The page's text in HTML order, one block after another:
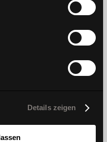
Details zeigen
DIEZ collection